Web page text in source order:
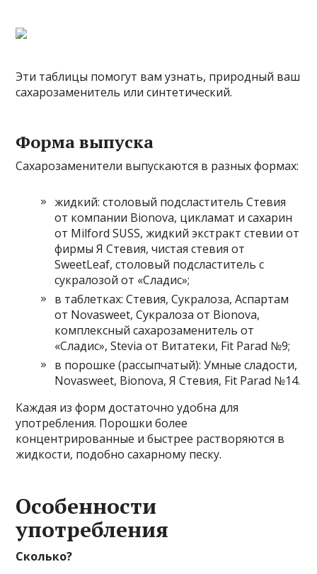
Эти таблицы помогут вам узнать, природный ваш
сахарозаменитель или синтетический.
Форма выпуска
Сахарозаменители выпускаются в разных формах:
жидкий: столовый подсластитель Стевия
от компании Bionova, цикламат и сахарин
от Milford SUSS, жидкий экстракт стевии от
фирмы Я Стевия, чистая стевия от
SweetLeaf, столовый подсластитель с
сукралозой от «Сладис»;
в таблетках: Стевия, Сукралоза, Аспартам
от Novasweet, Сукралоза от Bionova,
комплексный сахарозаменитель от
«Сладис», Stevia от Витатеки, Fit Parad №9;
в порошке (рассыпчатый): Умные сладости,
Novasweet, Bionova, Я Стевия, Fit Parad №14.
Каждая из форм достаточно удобна для
употребления. Порошки более
концентрированные и быстрее растворяются в
жидкости, подобно сахарному песку.
Особенности
употребления
Сколько?